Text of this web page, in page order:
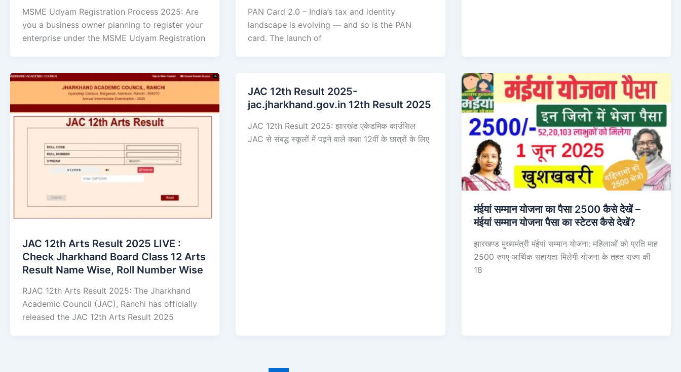
MSME Udyam Registration Process 2025: Are
you a business owner planning to register your
enterprise under the MSME Udyam Registration
PAN Card 2.0 – India’s tax and identity
landscape is evolving — and so is the PAN
card. The launch of
JAC 12th Arts Result 2025 LIVE :
Check Jharkhand Board Class 12 Arts
Result Name Wise, Roll Number Wise
RJAC 12th Arts Result 2025: The Jharkhand
Academic Council (JAC), Ranchi has officially
released the JAC 12th Arts Result 2025
JAC 12th Result 2025-
jac.jharkhand.gov.in 12th Result 2025
JAC 12th Result 2025: झारखंड एकेडमिक काउंसिल
JAC से संबद्ध स्कूलों में पढ़ने वाले कक्षा 12वीं के छात्रों के लिए
मंईयां सम्मान योजना का पैसा 2500 कैसे देखें –
मंईयां सम्मान योजना पैसा का स्टेटस कैसे देखें?
झारखण्ड मुख्यमंत्री मंईयां सम्मान योजना: महिलाओं को प्रति माह
2500 रुपए आर्थिक सहायता मिलेगी योजना के तहत राज्य की
18